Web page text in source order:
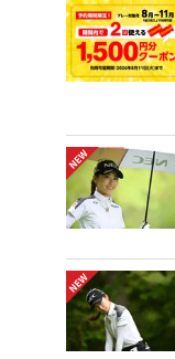
不良が重なって
た。「今まで生
地元・熊本県で
ればできる。自
た」と見事に合
シーズンが始ま
同級生、菅楓華
入るなど大活躍
「ニチレイレデ